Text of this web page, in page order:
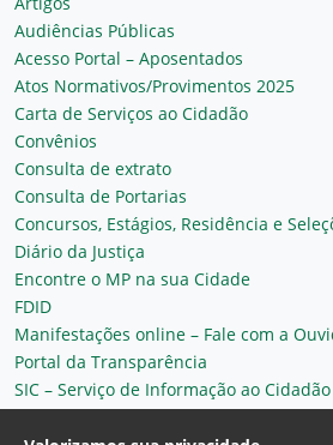
Audiências Públicas
Acesso Portal – Aposentados
Atos Normativos/Provimentos 2025
Carta de Serviços ao Cidadão
Convênios
Consulta de extrato
Consulta de Portarias
Concursos, Estágios, Residência e
Diário da Justiça
Encontre o MP na sua Cidade
FDID
Manifestações online – Fale com a
Portal da Transparência
SIC – Serviço de Informação ao Cidadão
Plantão MP do Ceará